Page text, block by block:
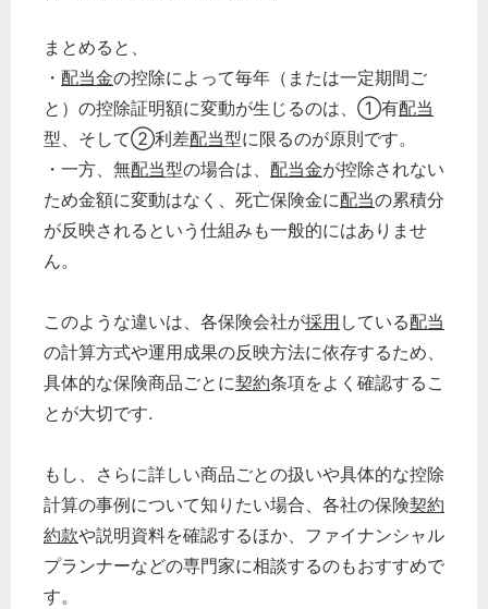
まとめると、
・ 配当金の控除によって毎年（または一定期間ご
と）の控除証明額に変動が生じるのは、①有配当
型、そして②利差配当型に限るのが原則です。
・一方、無配当型の場合は、 配当金が控除されない
ため金額に変動はなく、死亡保険金に配当の累積分
が反映されるという仕組みも一般的にはありませ
ん。
このような違いは、各保険会社が採用 している配当
の計算方式や運用成果の反映方法に依存するため、
具体的な保険商品ごとに契約条項をよく確認するこ
とが大切です.
もし、さらに詳しい商品ごとの扱いや具体的な控除
計算の事例について知りたい場合、各社の保険契約
約款や説明資料を確認するほか、ファイナンシャル
プランナーなどの専門家に相談するのもおすすめで
す。